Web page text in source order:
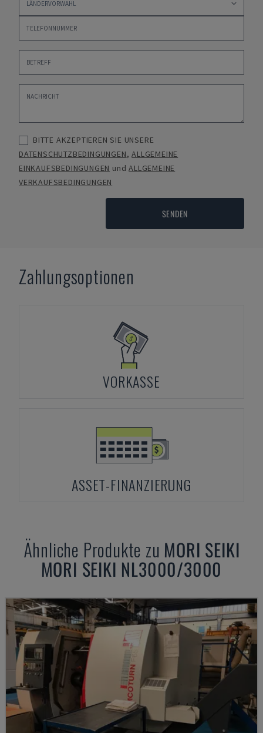
BITTE AKZEPTIEREN SIE UNSERE
DATENSCHUTZBEDINGUNGEN,ALLGEMEINE
EINKAUFSBEDINGUNGEN undALLGEMEINE
VERKAUFSBEDINGUNGEN
SENDEN
Zahlungsoptionen
VORKASSE
ASSET-FINANZIERUNG
Ähnliche Produkte zu MORI SEIKI
MORI SEIKI NL3000/3000